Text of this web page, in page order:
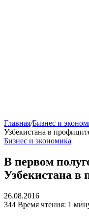
Главная/Бизнес и
Узбекистана в
Бизнес и экономика
В первом
Узбекистана в
26.08.2016
344 Время чтения: 1